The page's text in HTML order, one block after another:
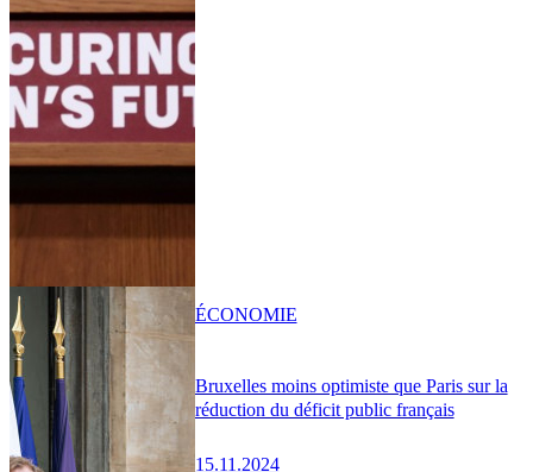
Bruxelles moins optimiste que Paris sur la
réduction du déficit public français
15.11.2024
ÉCONOMIE